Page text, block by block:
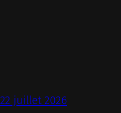
22 juillet 2026